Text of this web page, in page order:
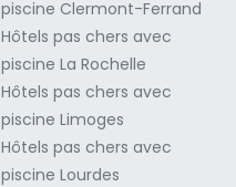
piscine Clermont-Ferrand
Hôtels pas chers avec
piscine La Rochelle
Hôtels pas chers avec
piscine Limoges
Hôtels pas chers avec
piscine Lourdes